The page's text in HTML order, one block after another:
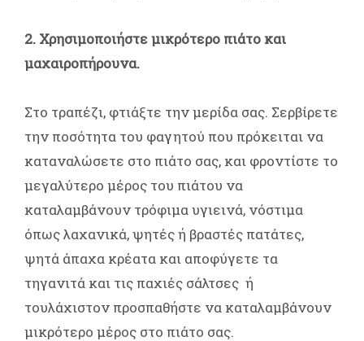
2. Χρησιμοποιήστε μικρότερο πιάτο και
μαχαιροπήρουνα.
Στο τραπέζι, φτιάξτε την μερίδα σας. Σερβίρετε
την ποσότητα του φαγητού που πρόκειται να
καταναλώσετε στο πιάτο σας, και φροντίστε το
μεγαλύτερο μέρος του πιάτου να
καταλαμβάνουν τρόφιμα υγιεινά, νόστιμα
όπως λαχανικά, ψητές ή βραστές πατάτες,
ψητά άπαχα κρέατα και αποφύγετε τα
τηγανιτά και τις παχιές σάλτσες ή
τουλάχιστον προσπαθήστε να καταλαμβάνουν
μικρότερο μέρος στο πιάτο σας.